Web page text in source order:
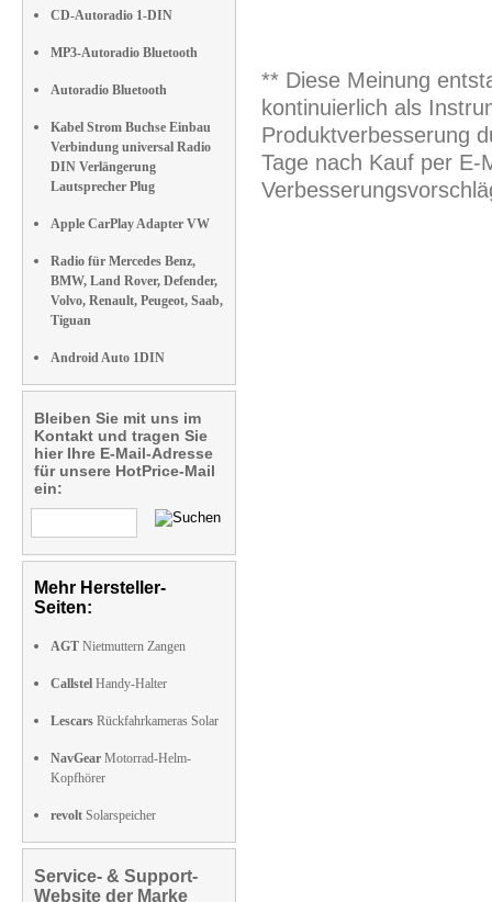
CD-Autoradio 1-DIN
MP3-Autoradio Bluetooth
Autoradio Bluetooth
Kabel Strom Buchse Einbau
Verbindung universal Radio
DIN Verlängerung
Lautsprecher Plug
Apple CarPlay Adapter VW
Radio für Mercedes Benz,
BMW, Land Rover, Defender,
Volvo, Renault, Peugeot, Saab,
Tiguan
Android Auto 1DIN
Bleiben Sie mit uns im
Kontakt und tragen Sie
hier Ihre E-Mail-Adresse
für unsere HotPrice-Mail
ein:
Mehr Hersteller-
Seiten:
AGT Nietmuttern Zangen
Callstel Handy-Halter
Lescars Rückfahrkameras Solar
NavGear Motorrad-Helm-
Kopfhörer
revolt Solarspeicher
Service- & Support-
Website der Marke
** Diese Meinung
kontinuierlich als
Produktverbesserung
Tage nach Kauf per E-